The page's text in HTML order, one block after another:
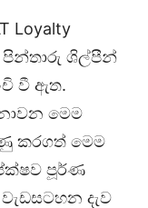
Loyalty
පින්තාරු ශිල්පීන්
වී ඇත.
මෙම
කරගත් මෙම
පූර්ණ
දැව